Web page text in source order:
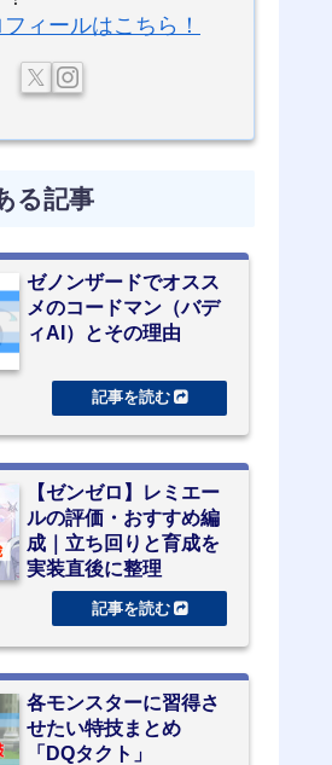
ィールはこちら！
る記事
ゼノンザードでオスス
メのコードマン（バデ
ィAI）とその理由
【ゼンゼロ】レミエー
ルの評価・おすすめ編
成｜立ち回りと育成を
実装直後に整理
各モンスターに習得さ
せたい特技まとめ
「DQタクト」